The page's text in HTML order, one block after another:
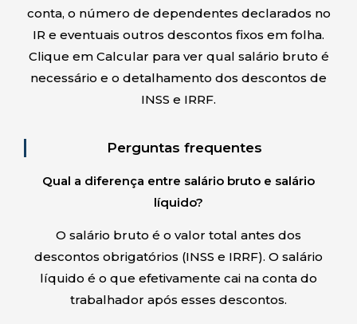
conta, o número de dependentes declarados no
IR e eventuais outros descontos fixos em folha.
Clique em Calcular para ver qual salário bruto é
necessário e o detalhamento dos descontos de
INSS e IRRF.
Perguntas frequentes
Qual a diferença entre salário bruto e salário
líquido?
O salário bruto é o valor total antes dos
descontos obrigatórios (INSS e IRRF). O salário
líquido é o que efetivamente cai na conta do
trabalhador após esses descontos.